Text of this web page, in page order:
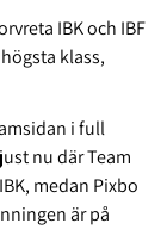
IBKoch IBF
klass,
i full
nu därTeam
, medan Pixbo
är på